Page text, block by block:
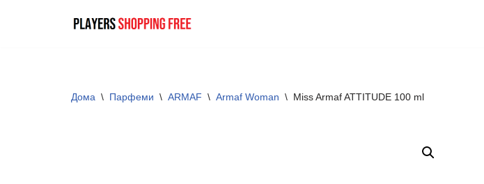
Дома \ Парфеми \ ARMAF \ Armaf Woman \ Miss Armaf ATTITUDE 100 ml